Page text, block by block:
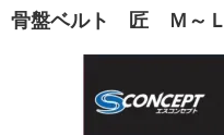
骨盤ベルト 匠 Ｍ～Ｌ